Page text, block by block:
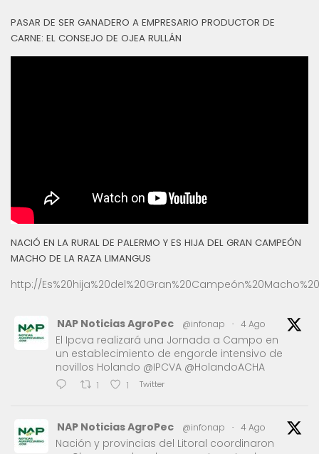
PASAR DE SER GANADERO A EMPRESARIO PRODUCTOR DE
CARNE: EL CONSEJO DE OJEA RULLÁN
NACIÓ EN LA RURAL DE PALERMO Y ES HIJA DEL GRAN CAMPEÓN
MACHO DE LA RAZA LIMANGUS
http://
NAP Noticias AgroPec @infonap · 4 Ago
El Ipcva realizará una Jornada a Campo en
un establecimiento de engorde intensivo de
novillos Holando @IPCVA @HolandoACHA
1 1 Twitter
NAP Noticias AgroPec @infonap · 4 Ago
Nación y provincias del Litoral coordinaron